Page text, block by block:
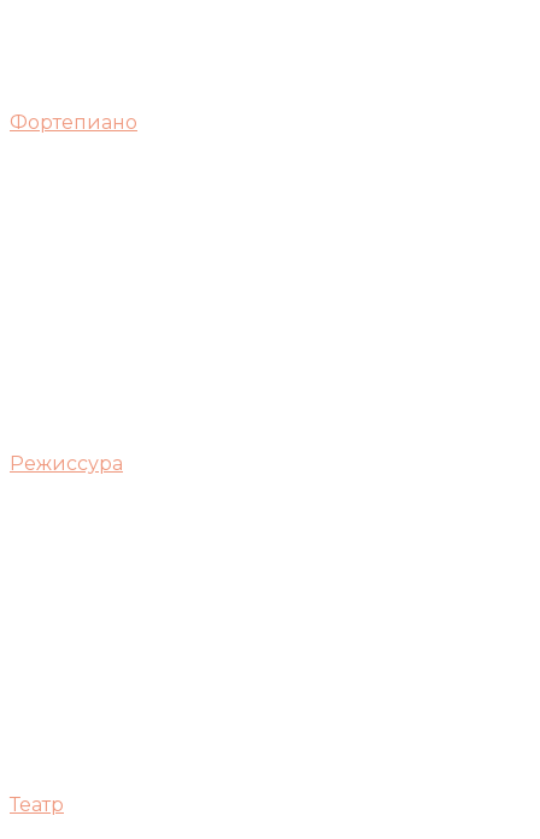
Фортепиано
Режиссура
Театр